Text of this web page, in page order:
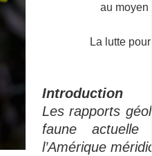
au moyen
La lutte
Introduction
Les rapports
faune
l’Amérique